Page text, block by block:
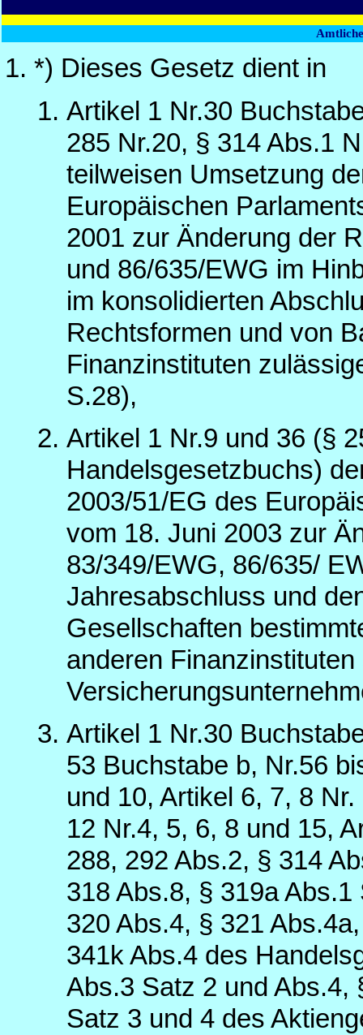
*) Dieses Gesetz dient in
Artikel 1 Nr.30
285 Nr.20, § 314 Abs.1
teilweisen Umsetzung
Europäischen
2001 zur Änderung der
und 86/635/EWG im
im konsolidierten
Rechtsformen und von
Finanzinstituten
S.28),
Artikel 1 Nr.9 und 36 (§
Handelsgesetzbuchs)
2003/51/EG des
vom 18. Juni 2003 zur
83/349/EWG, 86/635/
Jahresabschluss und
Gesellschaften
anderen
Artikel 1 Nr.30
53 Buchstabe b, Nr.56
und 10, Artikel 6, 7, 8
12 Nr.4, 5, 6, 8 und 15,
288, 292 Abs.2, § 314
318 Abs.8, § 319a
320 Abs.4, § 321
341k Abs.4 des
Abs.3 Satz 2 und Abs.4,
Satz 3 und 4 des